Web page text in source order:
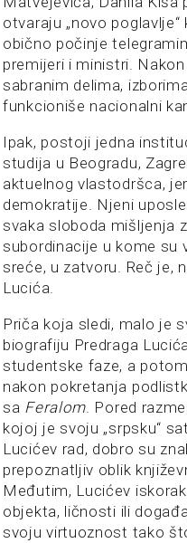
otvaraju „novo poglavlje“
obično počinje
premijeri i ministri.
sabranim delima,
funkcioniše nacionalni
Ipak, postoji jedna
studija u Beogradu,
aktuelnog vlastodršca,
demokratije. Njeni
svaka sloboda mišljenja
subordinacije u kome su
sreće, u zatvoru. Reč je,
Lucića.
Priča koja sledi, malo je
biografiju Predraga
studentske faze, a
nakon pokretanja
sa Feralom. Pored
kojoj je svoju „srpsku“
Lucićev rad, dobro su
prepoznatljiv oblik
Međutim, Lucićev
objekta, ličnosti ili
svoju virtuoznost tako